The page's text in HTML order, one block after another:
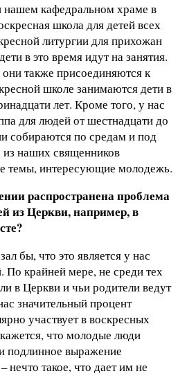
кафедральном храме в
школа для детей всех
литургии для прихожан
в это время идут на занятия.
также присоединяются к
школе занимаются дети в
лет. Кроме того, у нас
для людей от шестнадцати до
собираются по средам и под
наших священников
темы, интересующие молодежь.
распространена проблема
из Церкви, например, в
бы, что это является у нас
По крайней мере, не среди тех
в Церкви и чьи родители ведут
значительный процент
участвует в воскресных
что молодые люди
подлинное выражение
нечто такое, что дает им не